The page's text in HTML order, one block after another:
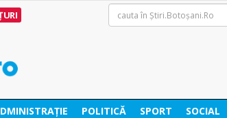
POLITICĂ SPORT SOCIAL